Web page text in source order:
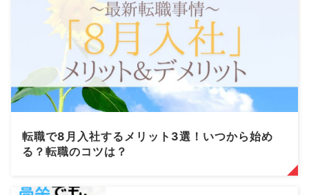
転職で8月入社するメリット3選！いつから始め
る？転職のコツは？